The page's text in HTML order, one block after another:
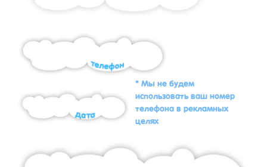
* Мы не будем
использовать ваш номер
телефона в рекламных
целях